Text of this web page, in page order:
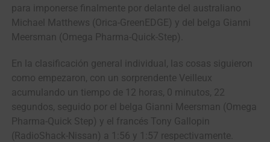
para imponerse finalmente por delante del australiano
Michael Matthews (Orica-GreenEDGE) y del belga Gianni
Meersman (Omega Pharma-Quick-Step).
En la clasificación general individual, las cosas siguieron
como empezaron, con un sorprendente Veilleux
acumulando un tiempo de 12 horas, 0 minutos, 22
segundos, seguido por el belga Gianni Meersman (Omega
Pharma-Quick Step) y el francés Tony Gallopin
(RadioShack-Nissan) a 1:56 y 1:57 respectivamente.